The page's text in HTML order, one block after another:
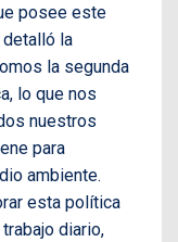
posee este
la
la segunda
lo que nos
nuestros
para
ambiente.
esta política
diario,